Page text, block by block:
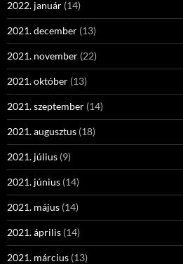
2022. január (14)
2021. december (13)
2021. november (22)
2021. október (13)
2021. szeptember (14)
2021. augusztus (18)
2021. július (9)
2021. június (14)
2021. május (14)
2021. április (14)
2021. március (13)